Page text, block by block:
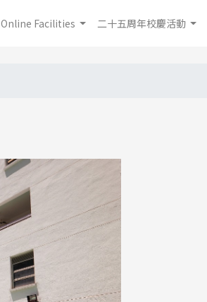
Online Facilities 二十五周年校慶活動